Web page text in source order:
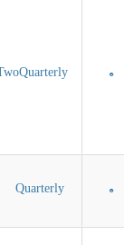
0
TwoQuarterly
0
Quarterly